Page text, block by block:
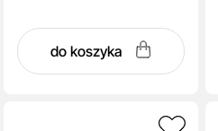
do koszyka